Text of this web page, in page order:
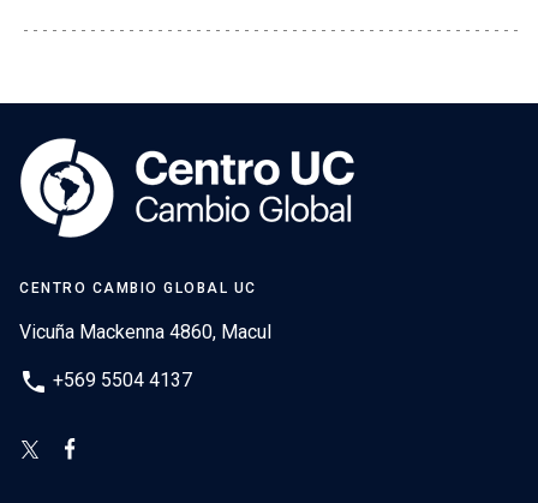
CENTRO CAMBIO GLOBAL UC
Vicuña Mackenna 4860, Macul
phone +569 5504 4137